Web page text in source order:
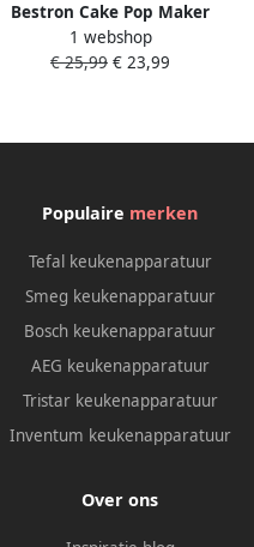
Bestron Cake Pop Maker
Wafelijzer voor 12 Cake Pops
inclusief Cake Pop Butler 12
indicatielampje 700W mint
1 webshop
€ 25,99 € 23,99
Populaire merken
Tefal keukenapparatuur
Smeg keukenapparatuur
Bosch keukenapparatuur
AEG keukenapparatuur
Tristar keukenapparatuur
Inventum keukenapparatuur
Over ons